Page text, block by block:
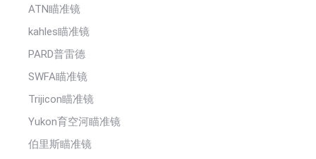
ATN瞄准镜
kahles瞄准镜
PARD普雷德
SWFA瞄准镜
Trijicon瞄准镜
Yukon育空河瞄准镜
伯里斯瞄准镜